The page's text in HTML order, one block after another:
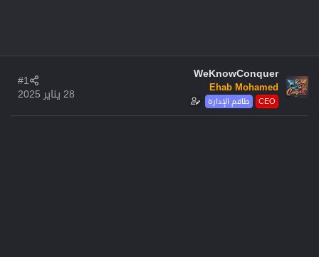
WeKnowConquer
Ehab Mohamed
طاقم الإدارة CEO
28 يناير 2025
#1